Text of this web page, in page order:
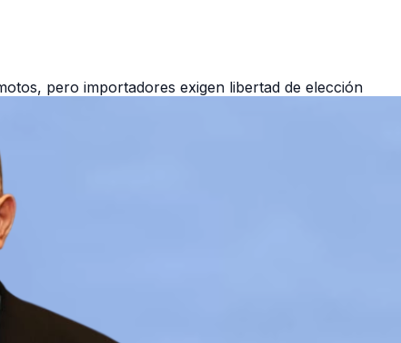
pero importadores exigen libertad de elección